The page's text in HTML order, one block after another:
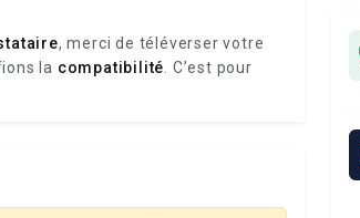
, merci de téléverser votre
la compatibilité . C’est pour